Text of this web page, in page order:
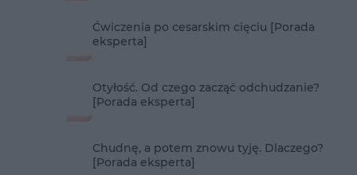
Ćwiczenia po cesarskim cięciu [Porada
eksperta]
Otyłość. Od czego zacząć odchudzanie?
[Porada eksperta]
Chudnę, a potem znowu tyję. Dlaczego?
[Porada eksperta]